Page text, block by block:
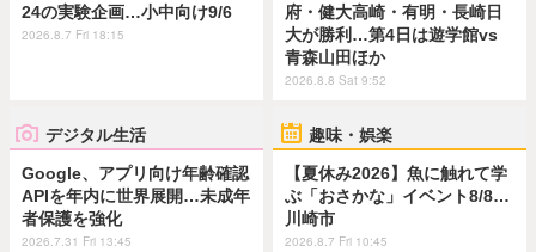
24の実験企画…小中向け9/6
2026.8.7 Fri 18:15
府・健大高崎・有明・長崎日
大が勝利…第4日は遊学館vs
青森山田ほか
2026.8.8 Sat 9:52
デジタル生活
Google、アプリ向け年齢確認
APIを年内に世界展開…未成年
者保護を強化
2026.7.31 Fri 13:45
趣味・娯楽
【夏休み2026】魚に触れて学
ぶ「おさかな」イベント8/8…
川崎市
2026.8.7 Fri 10:45